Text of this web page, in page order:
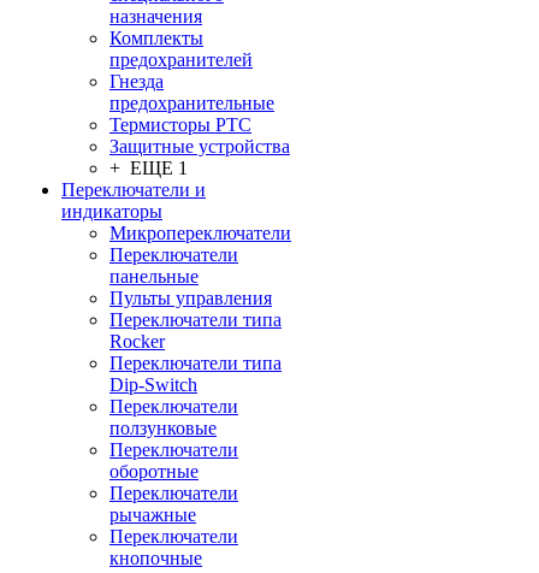
назначения
Комплекты
предохранителей
Гнезда
предохранительные
Термисторы PTC
Защитные устройства
+ ЕЩЕ 1
Переключатели и
индикаторы
Микропереключатели
Переключатели
панельные
Пульты управления
Переключатели типа
Rocker
Переключатели типа
Dip-Switch
Переключатели
ползунковые
Переключатели
оборотные
Переключатели
рычажные
Переключатели
кнопочные